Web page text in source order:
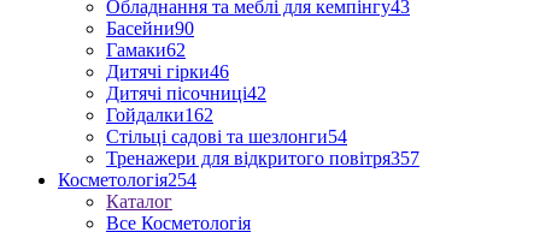
Обладнання та меблі для кемпінгу43
Басейни90
Гамаки62
Дитячі гірки46
Дитячі пісочниці42
Гойдалки162
Стільці садові та шезлонги54
Тренажери для відкритого повітря357
Косметологія254
Каталог
Все Косметологія